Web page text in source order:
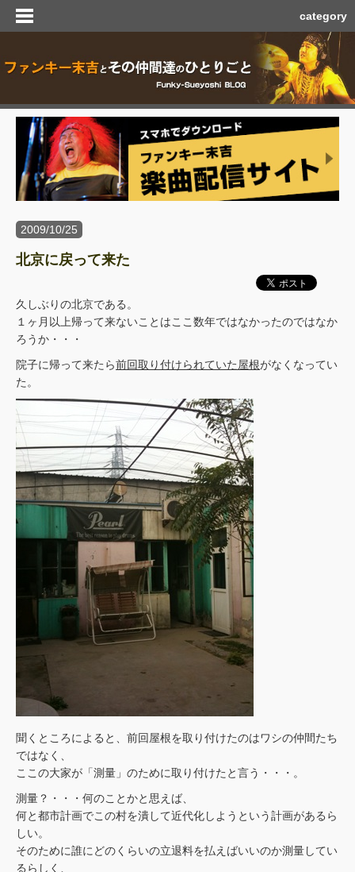
category
2009/10/25
北京に戻って来た
久しぶりの北京である。
１ヶ月以上帰って来ないことはここ数年ではなかったのではなか
ろうか・・・
院子に帰って来たら前回取り付けられていた屋根がなくなってい
た。
聞くところによると、前回屋根を取り付けたのはワシの仲間たち
ではなく、
ここの大家が「測量」のために取り付けたと言う・・・。
測量？・・・何のことかと思えば、
何と都市計画でこの村を潰して近代化しようという計画があるら
しい。
そのために誰にどのくらいの立退料を払えばいいのか測量してい
るらしく、